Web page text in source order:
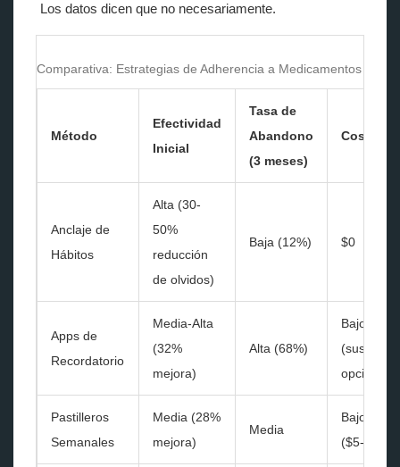
Los datos dicen que no necesariamente.
Comparativa: Estrategias de Adherencia a Medicamentos
Método
Efectividad
Inicial
Tasa de
Abandono
(3 meses)
Costo
Anclaje de
Hábitos
Alta (30-
50%
reducción
de olvidos)
Baja (12%) $0
Apps de
Recordatorio
Media-Alta
(32%
mejora)
Alta (68%)
Bajo
opcional)
Pastilleros
Semanales
Media (28%
mejora)
Media
Bajo
($5-$20)